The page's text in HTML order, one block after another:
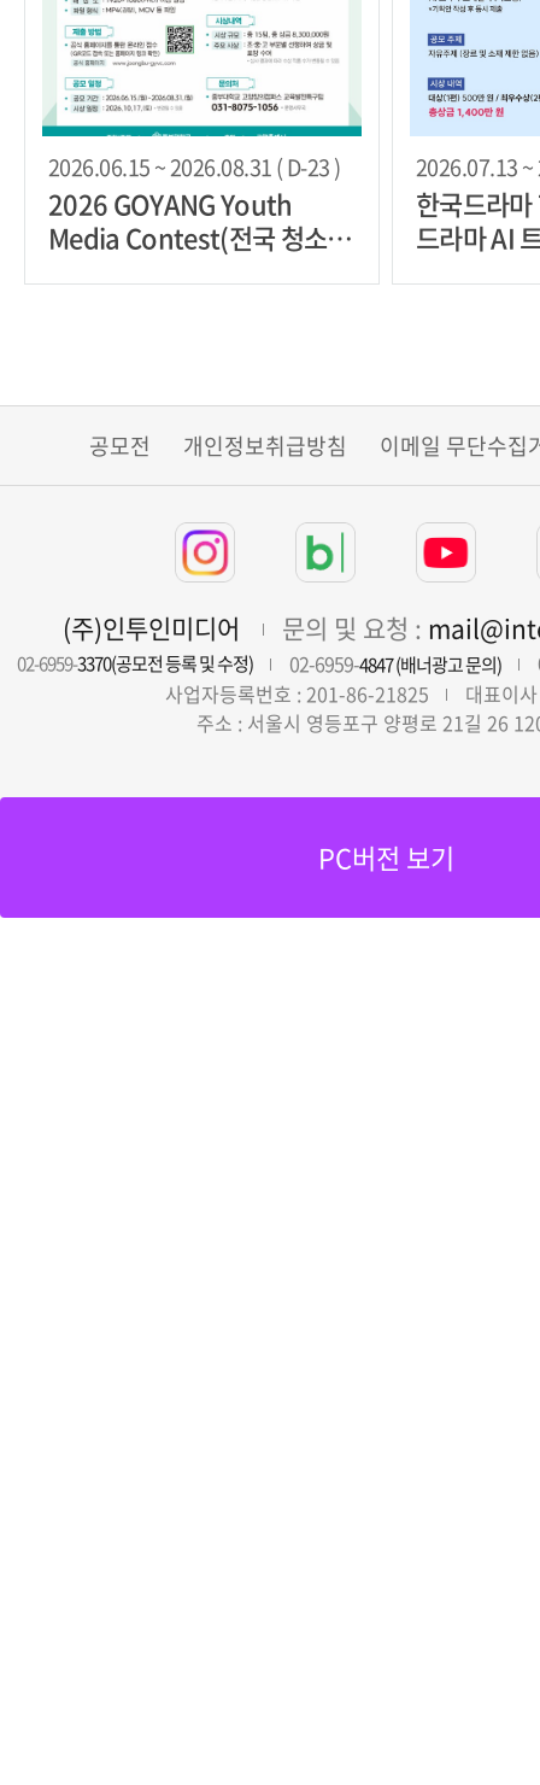
2026.06.15 ~ 2026.08.31 ( D-23 )
2026 GOYANG Youth
Media Contest(전국 청소년
2026.07.13 ~
한국드라
드라마 AI
공모전 개인정보취급방침 이메일 무단수집
(주)인투인미디어 문의 및 요청 :
02-6959-3370(공모전 등록 및 수정) 02-6959-4847 (배너광고 문의)
사업자등록번호 : 201-86-21825
대표이
주소 : 서울시 영등포구 양평로 21길 26
PC버전 보기